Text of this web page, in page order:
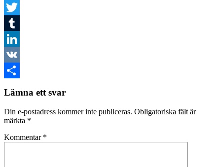
Facebook
Twitter
Tumblr
LinkedIn
VK
Lämna ett svar
Din e-postadress kommer inte publiceras. Obligatoriska fält är
märkta *
Kommentar *